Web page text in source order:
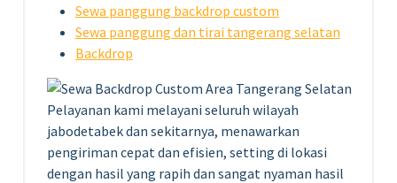
Sewa panggung backdrop custom
Sewa panggung dan tirai tangerang selatan
Backdrop
Pelayanan kami melayani seluruh wilayah
jabodetabek dan sekitarnya, menawarkan
pengiriman cepat dan efisien, setting di lokasi
dengan hasil yang rapih dan sangat nyaman hasil